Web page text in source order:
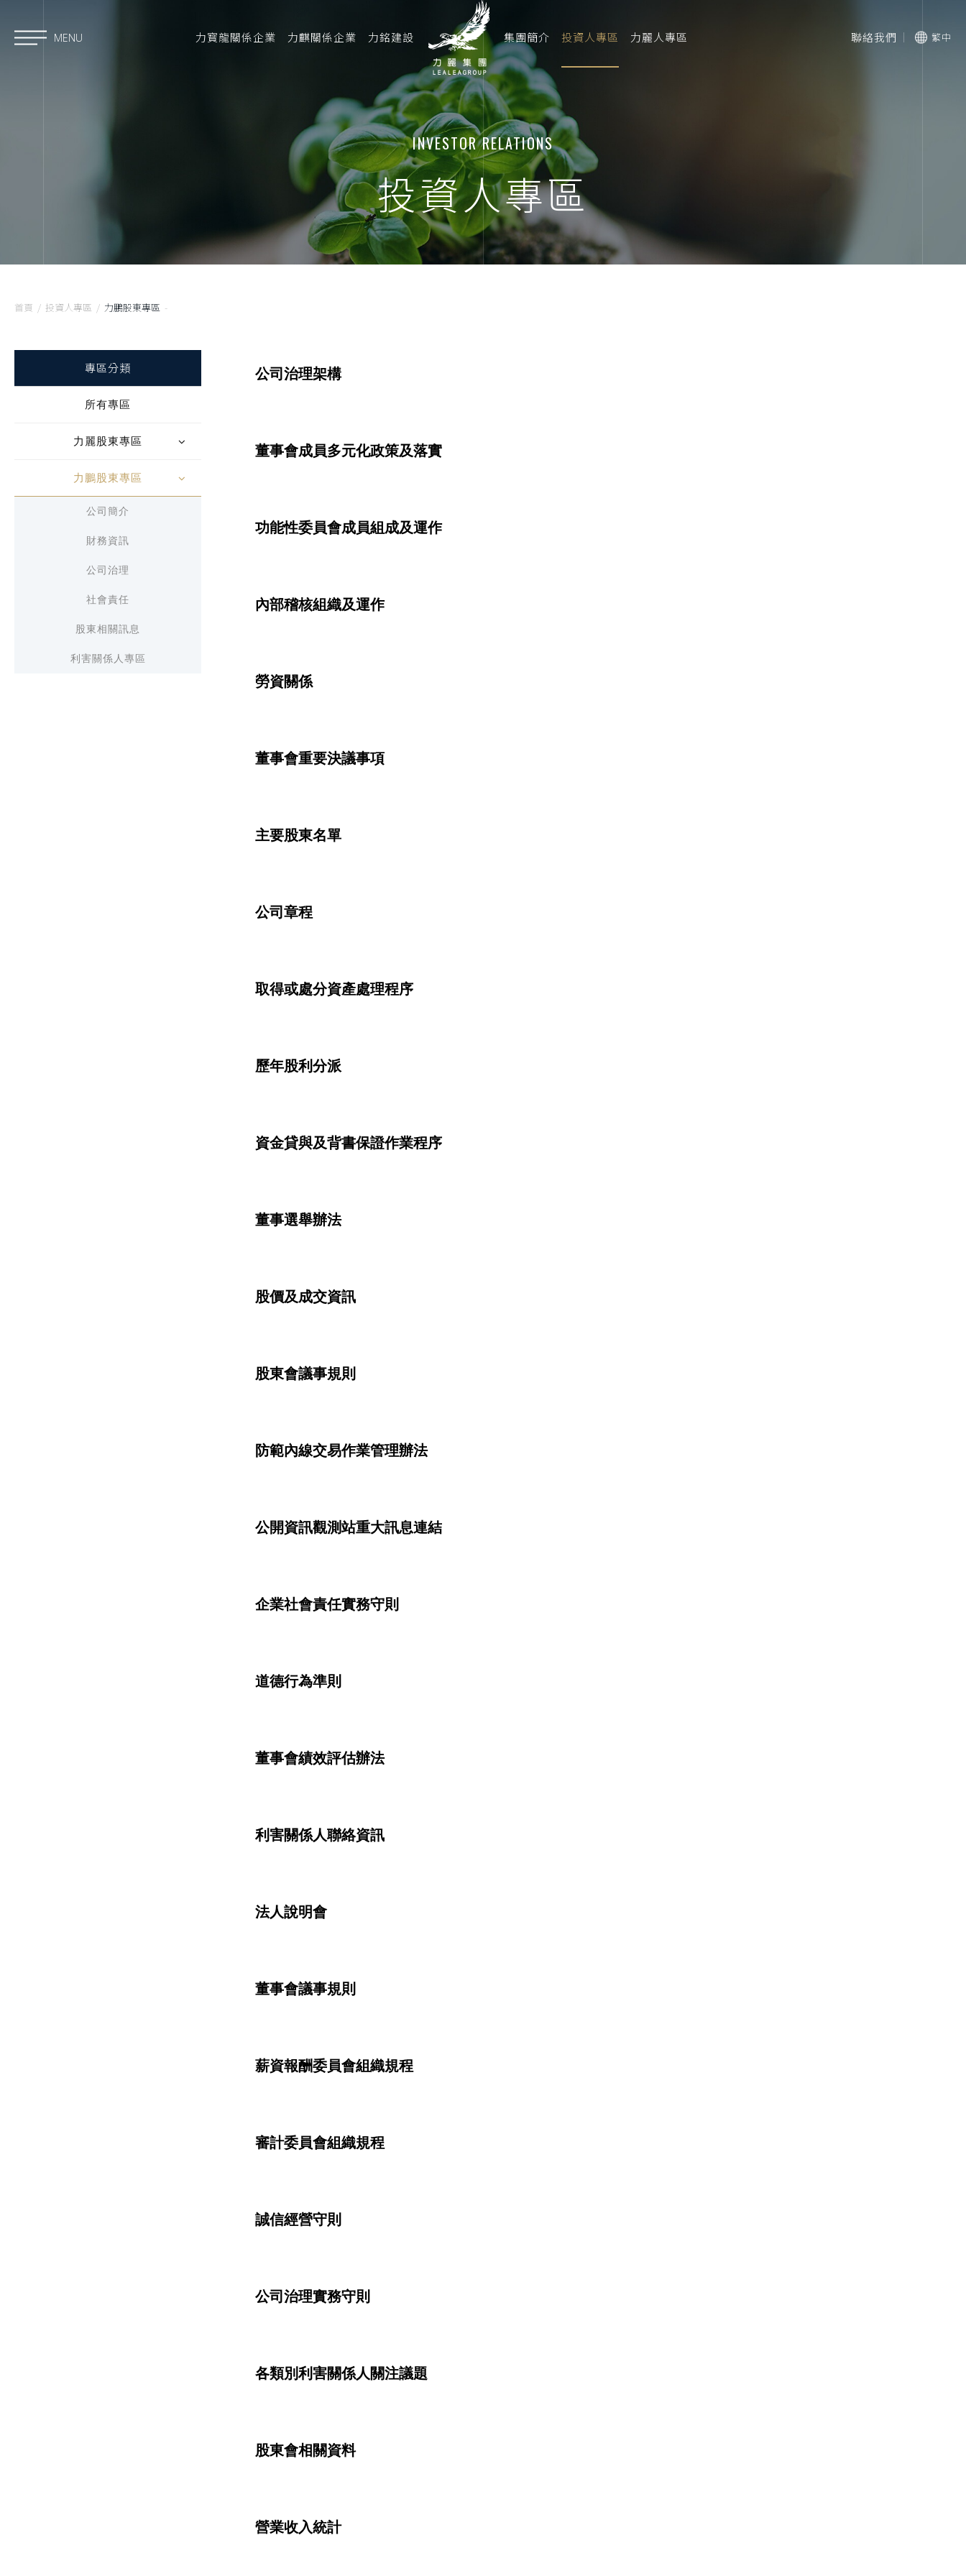
MENU 力寳龍關係企業 力麒關係企業 力銘建設 集團簡介 投資人專區 力麗人專區 聯絡我們 繁中
INVESTOR RELATIONS
投資人專區
首頁 / 投資人專區 / 力鵬股東專區 -
專區分類
所有專區
力麗股東專區
力鵬股東專區
公司簡介
財務資訊
公司治理
社會責任
股東相關訊息
利害關係人專區
公司治理架構
董事會成員多元化政策及落實
功能性委員會成員組成及運作
內部稽核組織及運作
勞資關係
董事會重要決議事項
主要股東名單
公司章程
取得或處分資產處理程序
歷年股利分派
資金貸與及背書保證作業程序
董事選舉辦法
股價及成交資訊
股東會議事規則
防範內線交易作業管理辦法
公開資訊觀測站重大訊息連結
企業社會責任實務守則
道德行為準則
董事會績效評估辦法
利害關係人聯絡資訊
法人說明會
董事會議事規則
薪資報酬委員會組織規程
審計委員會組織規程
誠信經營守則
公司治理實務守則
各類別利害關係人關注議題
股東會相關資料
營業收入統計